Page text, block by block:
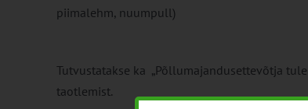
piimalehm, nuumpull)
Tutvustatakse ka „Põllumajandusettevõtja
taotlemist.